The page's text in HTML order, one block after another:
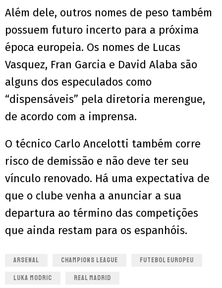
Além dele, outros nomes de peso também
possuem futuro incerto para a próxima
época europeia. Os nomes de Lucas
Vasquez, Fran Garcia e David Alaba são
alguns dos especulados como
“dispensáveis” pela diretoria merengue,
de acordo com a imprensa.
O técnico Carlo Ancelotti também corre
risco de demissão e não deve ter seu
vínculo renovado. Há uma expectativa de
que o clube venha a anunciar a sua
departura ao término das competições
que ainda restam para os espanhóis.
ARSENAL CHAMPIONS LEAGUE FUTEBOL EUROPEU
LUKA MODRIC REAL MADRID